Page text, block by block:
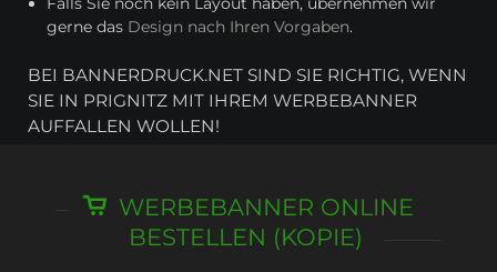
gerne das Design nach Ihren Vorgaben.
BEI BANNERDRUCK.NET SIND SIE RICHTIG, WENN
SIE IN PRIGNITZ MIT IHREM WERBEBANNER
AUFFALLEN WOLLEN!
WERBEBANNER ONLINE
BESTELLEN (KOPIE)